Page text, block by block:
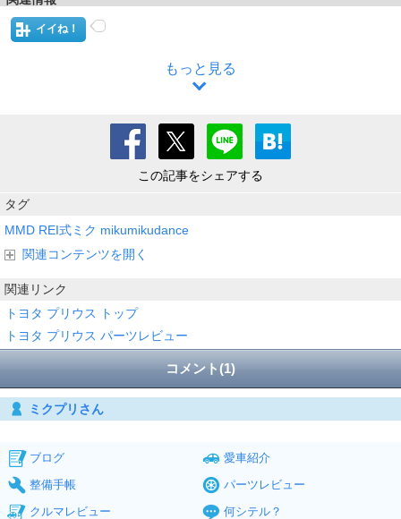
イイね！
もっと見る
この記事をシェアする
タグ
MMD REI式ミク mikumikudance
関連コンテンツを開く
関連リンク
トヨタ プリウス トップ
トヨタ プリウス パーツレビュー
コメント(1)
ミクプリさん
ブログ
愛車紹介
整備手帳
パーツレビュー
クルマレビュー
何シテル？